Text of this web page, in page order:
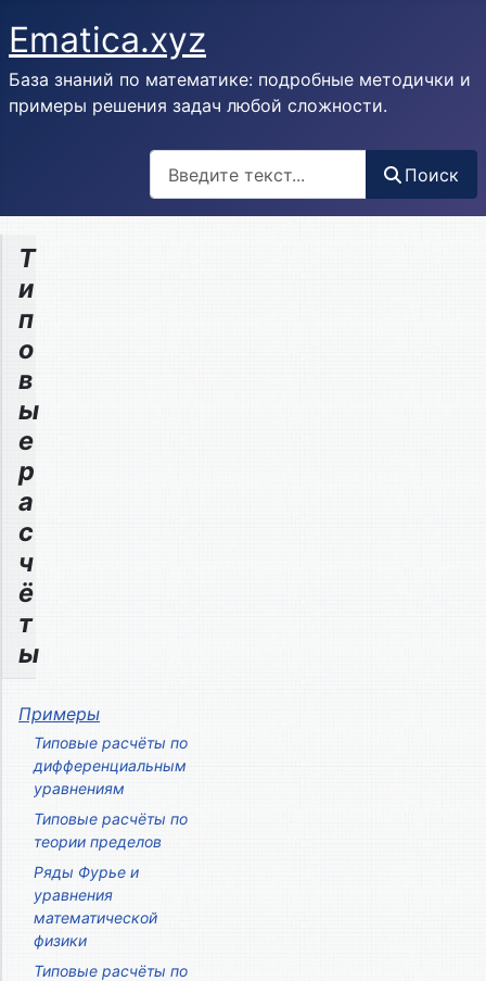
Ematica.xyz
База знаний по математике: подробные методички и
примеры решения задач любой сложности.
Поиск
Т
и
п
о
в
ы
е
р
а
с
ч
ё
т
ы
Примеры
Типовые расчёты по
дифференциальным
уравнениям
Типовые расчёты по
теории пределов
Ряды Фурье и
уравнения
математической
физики
Типовые расчёты по